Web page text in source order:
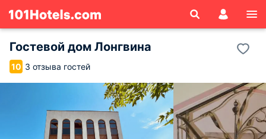
Гостевой дом Лонгвина
10 3 отзыва гостей